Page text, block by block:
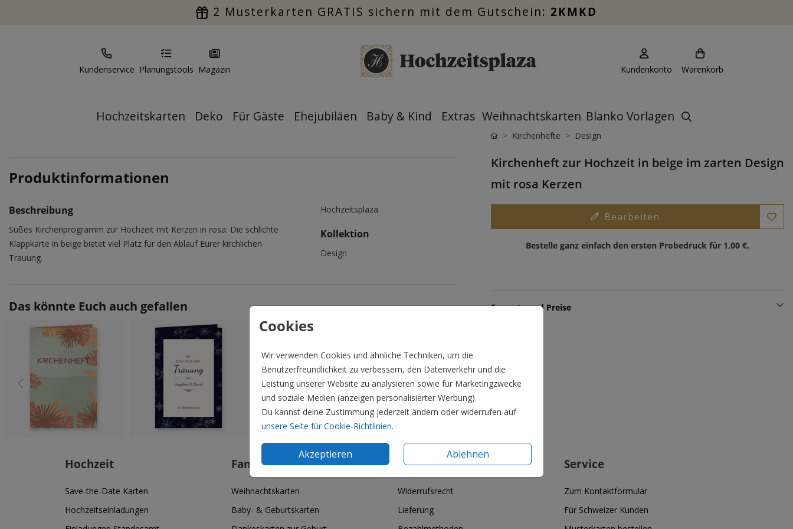
2 Musterkarten GRATIS sichern mit dem Gutschein: 2KMKD
Kundenservice Planungstools Magazin Kundenkonto Warenkorb
Hochzeitskarten Deko Für Gäste Ehejubiläen Baby & Kind Extras Weihnachtskarten Blanko Vorlagen
Cookies
Wir verwenden Cookies und ähnliche Techniken, um die
Benutzerfreundlichkeit zu verbessern, den Datenverkehr und die
Leistung unserer Website zu analysieren sowie für Marketingzwecke
und soziale Medien (anzeigen personalisierter Werbung).
Du kannst deine Zustimmung jederzeit ändern oder widerrufen auf
unsere Seite für Cookie-Richtlinien.
Akzeptieren Ablehnen
Produktinformationen
Beschreibung
Süßes Kirchenprogramm zur Hochzeit mit Kerzen in rosa. Die schlichte
Klappkarte in beige bietet viel Platz für den Ablauf Eurer kirchlichen
Trauung.
Hochzeitsplaza
Kollektion
Design
Das könnte Euch auch gefallen
Kirchenhefte Design
Kirchenheft zur Hochzeit in beige im zarten Design
mit rosa Kerzen
Bearbeiten
Bestelle ganz einfach den ersten Probedruck für 1,00 €.
Formate und Preise
Hochzeit
Save-the-Date Karten
Hochzeitseinladungen
Familie & Feiertage
Weihnachtskarten
Baby- & Geburtskarten
Informationen
Widerrufsrecht
Lieferung
Service
Zum Kontaktformular
Für Schweizer Kunden